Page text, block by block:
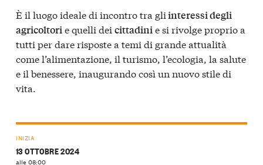
È il luogo ideale di incontro tra gliinteressi degli
agricoltorie quelli dei cittadinie si rivolge proprio a
tutti per dare risposte a temi di grande attualità
come l’alimentazione, il turismo, l’ecologia, la salute
e il benessere, inaugurando così un nuovo stile di
vita.
INIZIA
13 OTTOBRE 2024
alle 08:00